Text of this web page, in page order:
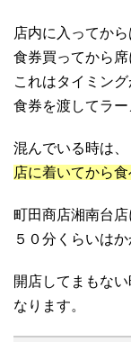
店内に入ってから
食券買ってから席
これはタイミン
食券を渡してラ
混んでいる時は、
店に着いてから
町田商店湘南台店
５０分くらいは
開店してまもな
なります。